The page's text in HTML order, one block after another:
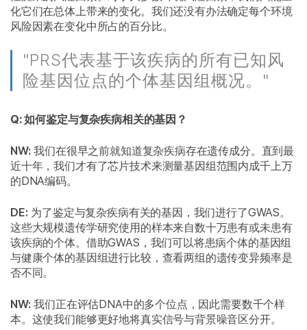
化它们在总体上带来的变化。我们还没有办法确定每个环境
风险因素在变化中所占的百分比。
"PRS代表基于该疾病的所有已知风
险基因位点的个体基因组概况。"
Q: 如何鉴定与复杂疾病相关的基因？
NW: 我们在很早之前就知道复杂疾病存在遗传成分。直到最
近十年，我们才有了芯片技术来测量基因组范围内成千上万
的DNA编码。
DE: 为了鉴定与复杂疾病有关的基因，我们进行了GWAS。
这些大规模遗传学研究使用的样本来自数十万患有或未患有
该疾病的个体。借助GWAS，我们可以将患病个体的基因组
与健康个体的基因组进行比较，查看两组的遗传变异频率是
否不同。
NW: 我们正在评估DNA中的多个位点，因此需要数千个样
本。这使我们能够更好地将真实信号与背景噪音区分开。